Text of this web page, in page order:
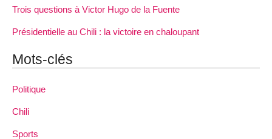
Trois questions à Victor Hugo de la Fuente
Présidentielle au Chili : la victoire en chaloupant
Mots-clés
Politique
Chili
Sports